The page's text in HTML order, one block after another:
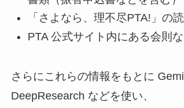
「さよなら、理不尽PTA!」の
PTA 公式サイト内にある会則
さらにこれらの情報をもとに
DeepResearch などを使い、